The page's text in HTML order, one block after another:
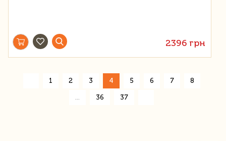
2396 грн
1 2 3 4 5 6 7 8
36 37